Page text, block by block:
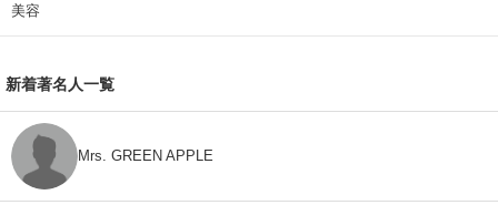
美容
新着著名人一覧
Mrs. GREEN APPLE